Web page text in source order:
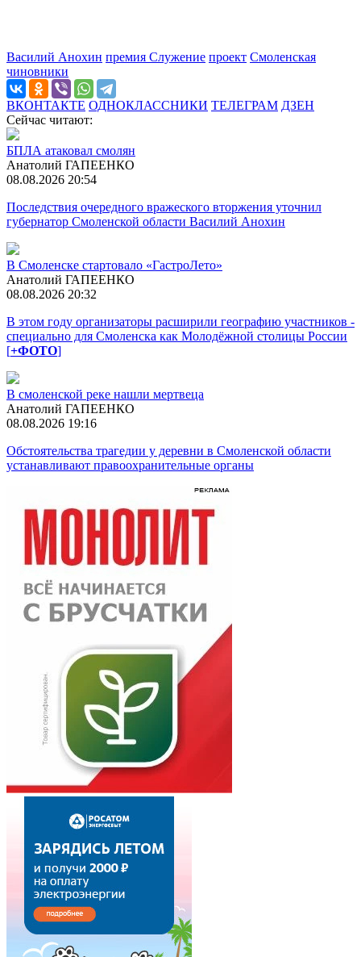
Василий Анохин премия Служение проект Смоленская
чиновники
ВКОНТАКТЕ ОДНОКЛАССНИКИ ТЕЛЕГРАМ ДЗЕН
Сейчас читают:
БПЛА атаковал смолян
Анатолий ГАПЕЕНКО
08.08.2026 20:54
Последствия очередного вражеского вторжения уточнил
губернатор Смоленской области Василий Анохин
В Смоленске стартовало «ГастроЛето»
Анатолий ГАПЕЕНКО
08.08.2026 20:32
В этом году организаторы расширили географию участников -
специально для Смоленска как Молодёжной столицы России
[+ФОТО]
В смоленской реке нашли мертвеца
Анатолий ГАПЕЕНКО
08.08.2026 19:16
Обстоятельства трагедии у деревни в Смоленской области
устанавливают правоохранительные органы